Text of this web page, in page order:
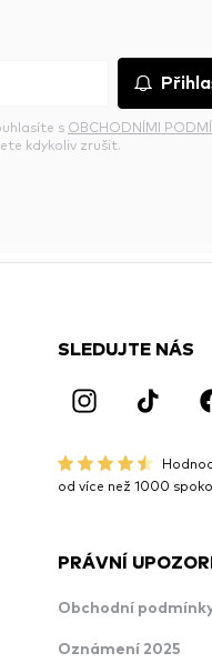
s OBCHODNÍMI
kdykoliv zrušit.
SLEDUJTE NÁS
od více než 1000
PRÁVNÍ
Obchodní
Oznámení 2025